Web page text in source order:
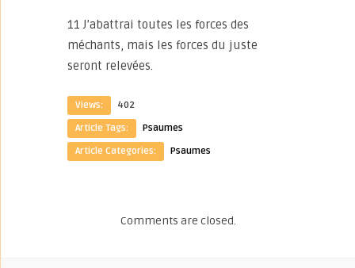
11 J’abattrai toutes les forces des
méchants, mais les forces du juste
seront relevées.
Views:
402
Article Tags:
Psaumes
Article Categories:
Psaumes
Comments are closed.